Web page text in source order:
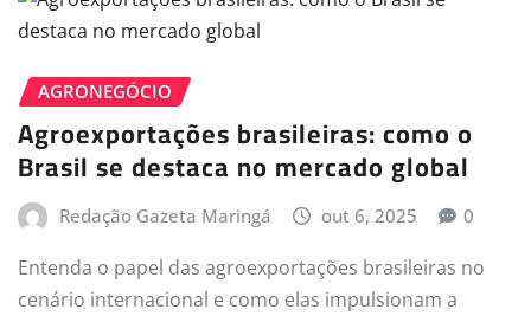
AGRONEGÓCIO
Agroexportações brasileiras: como o
Brasil se destaca no mercado global
Redação Gazeta Maringá out 6, 2025 0
Entenda o papel das agroexportações brasileiras no
cenário internacional e como elas impulsionam a